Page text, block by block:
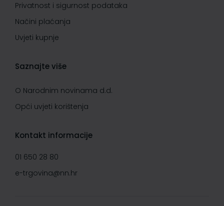
Privatnost i sigurnost podataka
Načini plaćanja
Uvjeti kupnje
Saznajte više
O Narodnim novinama d.d.
Opći uvjeti korištenja
Kontakt informacije
01 650 28 80
e-trgovina@nn.hr